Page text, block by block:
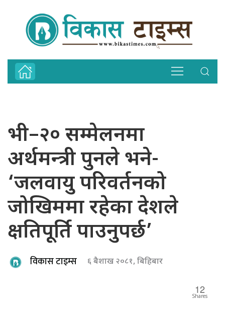
भी–२० सम्मेलनमा
अर्थमन्त्री पुनले भने-
‘जलवायु परिवर्तनको
जोखिममा रहेका देशले
क्षतिपूर्ति पाउनुपर्छ’
विकास टाइम्स ६ बैशाख २०८१, बिहिबार
12
Shares